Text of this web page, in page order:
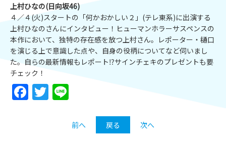
上村ひなの(日向坂46)
４／４(火)スタートの「何かおかしい２」(テレ東系)に出演する
上村ひなのさんにインタビュー！ヒューマンホラーサスペンスの
本作において、独特の存在感を放つ上村さん。レポーター・樋口
を演じる上で意識した点や、自身の役柄についてなど伺いまし
た。自らの最新情報もレポート⁉サインチェキのプレゼントも要
チェック！
Facebook
Twitter
前へ 戻る 次へ